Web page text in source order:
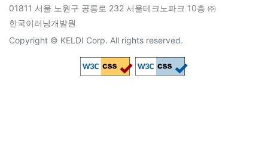
01811 서울 노원구 공릉로 232 서울테크노파크 10층 ㈜
한국이러닝개발원
Copyright © KELDI Corp. All rights reserved.